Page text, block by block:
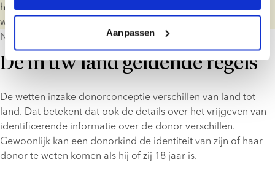
Aanpassen
hebt ondertekend. Vervolgens informeren wij de donor dat
wij u deze informatie hebben verstrekt.
Nationale wetgeving
De in uw land geldende regels
De wetten inzake donorconceptie verschillen van land tot
land. Dat betekent dat ook de details over het vrijgeven van
identificerende informatie over de donor verschillen.
Gewoonlijk kan een donorkind de identiteit van zijn of haar
donor te weten komen als hij of zij 18 jaar is.